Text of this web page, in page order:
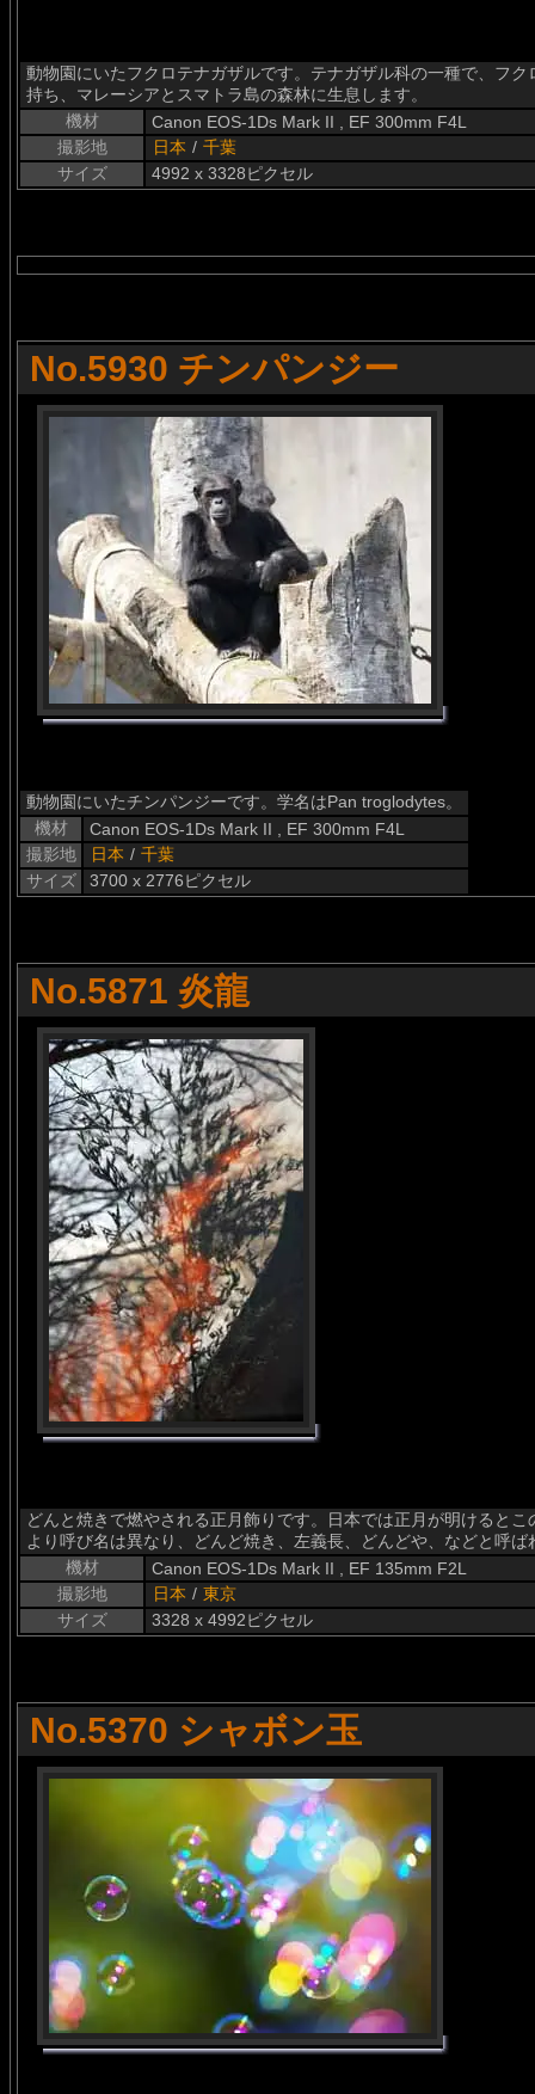
動物園にいたフクロテナガザルです。テナガザル科の一種で、フ
持ち、マレーシアとスマトラ島の森林に生息します。
機材
Canon EOS-1Ds Mark II , EF 300mm F4L
撮影地
日本 / 千葉
サイズ
4992 x 3328ピクセル
No.5930 チンパンジー
動物園にいたチンパンジーです。学名はPan troglodytes。
機材
Canon EOS-1Ds Mark II , EF 300mm F4L
撮影地
日本 / 千葉
サイズ
3700 x 2776ピクセル
No.5871 炎龍
どんと焼きで燃やされる正月飾りです。日本では正月が明けると
より呼び名は異なり、どんど焼き、左義長、どんどや、などと呼ば
機材
Canon EOS-1Ds Mark II , EF 135mm F2L
撮影地
日本 / 東京
サイズ
3328 x 4992ピクセル
No.5370 シャボン玉